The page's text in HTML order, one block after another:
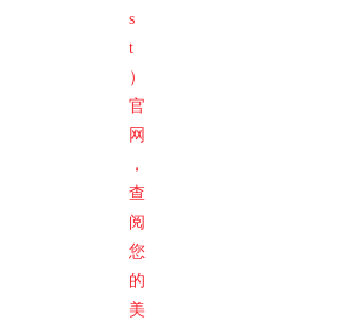
s
t
）
官
网
，
查
阅
您
的
美